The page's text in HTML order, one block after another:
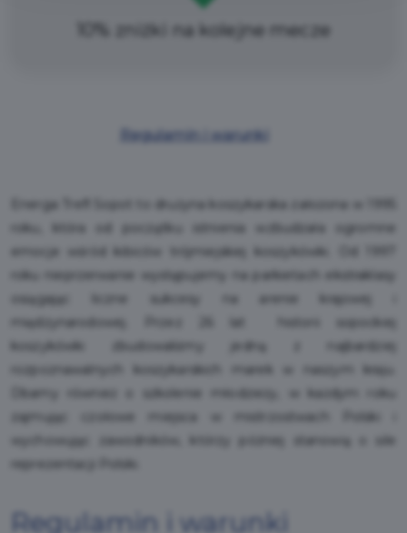
10% zniżki na kolejne mecze
Regulamin i warunki
Energa Trefl Sopot to drużyna koszykarska założona w 1995
roku, która od początku istnienia wzbudzała ogromne
emocje wśród kibiców trójmiejskiej koszykówki. Od 1997
roku nieprzerwanie występujemy na parkietach ekstraklasy
osiągając liczne sukcesy na arenie krajowej i
międzynarodowej. Przez 26 lat historii sopockiej
koszykówki zbudowaliśmy jedną z najbardziej
rozpoznawalnych koszykarskich marek w naszym kraju.
Dbamy również o szkolenie młodzieży, w każdym roku
zajmując czołowe miejsca w mistrzostwach Polski i
wychowując zawodników, którzy później stanowią o sile
reprezentacji Polski.
Regulamin i warunki